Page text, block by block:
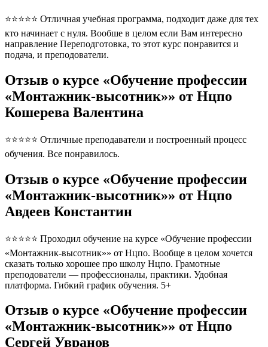
⭐⭐⭐⭐⭐ Отличная учебная программа, подходит даже для тех
кто начинает с нуля. Вообше в целом если Вам интересно
направление Переподготовка, то этот курс понравится и
подача, и преподователи.
Отзыв о курсе «Обучение профессии
«Монтажник-высотник»» от Нцпо
Кошерева Валентина
⭐⭐⭐⭐⭐ Отличные преподаватели и построенный процесс
обучения. Все понравилось.
Отзыв о курсе «Обучение профессии
«Монтажник-высотник»» от Нцпо
Авдеев Константин
⭐⭐⭐⭐⭐ Проходил обучение на курсе «Обучение профессии
«Монтажник-высотник»» от Нцпо. Вообще в целом хочется
сказать только хорошее про школу Нцпо. Грамотные
преподователи — профессионалы, практики. Удобная
платформа. Гибкий график обучения. 5+
Отзыв о курсе «Обучение профессии
«Монтажник-высотник»» от Нцпо
Сергей Увранов